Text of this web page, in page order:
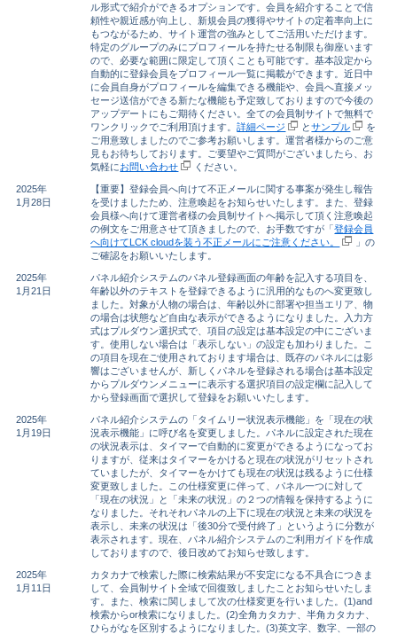
ル形式で紹介ができるオプションです。会員を紹介することで信
頼性や親近感が向上し、新規会員の獲得やサイトの定着率向上に
もつながるため、サイト運営の強みとしてご活用いただけます。
特定のグループのみにプロフィールを持たせる制限も御座います
ので、必要な範囲に限定して頂くことも可能です。基本設定から
自動的に登録会員をプロフィール一覧に掲載ができます。近日中
に会員自身がプロフィールを編集できる機能や、会員へ直接メッ
セージ送信ができる新たな機能も予定致しておりますので今後の
アップデートにもご期待ください。全ての会員制サイトで無料で
ワンクリックでご利用頂けます。詳細ページ とサンプル
を
ご用意致しましたのでご参考お願いします。運営者様からのご意
見もお待ちしております。ご要望やご質問がございましたら、お
気軽にお問い合わせ ください。
2025年
1月28日
【重要】登録会員へ向けて不正メールに関する事案が発生し報告
を受けましたため、注意喚起をお知らせいたします。また、登録
会員様へ向けて運営者様の会員制サイトへ掲示して頂く注意喚起
の例文をご用意させて頂きましたので、お手数ですが「登録会員
へ向けてLCK cloudを装う不正メールにご注意ください。
」の
ご確認をお願いいたします。
2025年
1月21日
パネル紹介システムのパネル登録画面の年齢を記入する項目を、
年齢以外のテキストを登録できるように汎用的なものへ変更致し
ました。対象が人物の場合は、年齢以外に部署や担当エリア、物
の場合は状態など自由な表示ができるようになりました。入力方
式はプルダウン選択式で、項目の設定は基本設定の中にございま
す。使用しない場合は「表示しない」の設定も加わりました。こ
の項目を現在ご使用されております場合は、既存のパネルには影
響はございませんが、新しくパネルを登録される場合は基本設定
からプルダウンメニューに表示する選択項目の設定欄に記入して
から登録画面で選択して登録をお願いいたします。
2025年
1月19日
パネル紹介システムの「タイムリー状況表示機能」を「現在の状
況表示機能」に呼び名を変更しました。パネルに設定された現在
の状況表示は、タイマーで自動的に変更ができるようになってお
りますが、従来はタイマーをかけると現在の状況がリセットされ
ていましたが、タイマーをかけても現在の状況は残るように仕様
変更致しました。この仕様変更に伴って、パネル一つに対して
「現在の状況」と「未来の状況」の２つの情報を保持するように
なりました。それそれパネルの上下に現在の状況と未来の状況を
表示し、未来の状況は「後30分で受付終了」というように分数が
表示されます。現在、パネル紹介システムのご利用ガイドを作成
しておりますので、後日改めてお知らせ致します。
2025年
1月11日
カタカナで検索した際に検索結果が不安定になる不具合につきま
して、会員制サイト全域で回復致しましたことお知らせいたしま
す。また、検索に関しまして次の仕様変更を行いました。(1)and
検索からor検索になりました。(2)全角カタカナ、半角カタカナ、
ひらがなを区別するようになりました。(3)英文字、数字、一部の